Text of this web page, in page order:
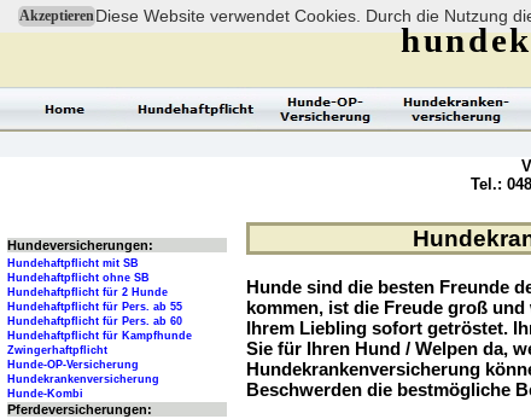
AkzeptierenDiese Website verwendet Cookies. Durch die Nutzung
Hunde sind die besten Freunde
kommen, ist die Freude groß
Ihrem Liebling sofort getröstet.
Sie für Ihren Hund / Welpen da,
Hundekrankenversicherung
Beschwerden die bestmögliche
Hundeversicherungen:
Hundehaftpflicht mit SB
Hundehaftpflicht ohne SB
Hundehaftpflicht für 2 Hunde
Hundehaftpflicht für Pers. ab 55
Hundehaftpflicht für Pers. ab 60
Hundehaftpflicht für Kampfhunde
Zwingerhaftpflicht
Hunde-OP-Versicherung
Hundekrankenversicherung
Hunde-Kombi
Pferdeversicherungen:
Tel.: